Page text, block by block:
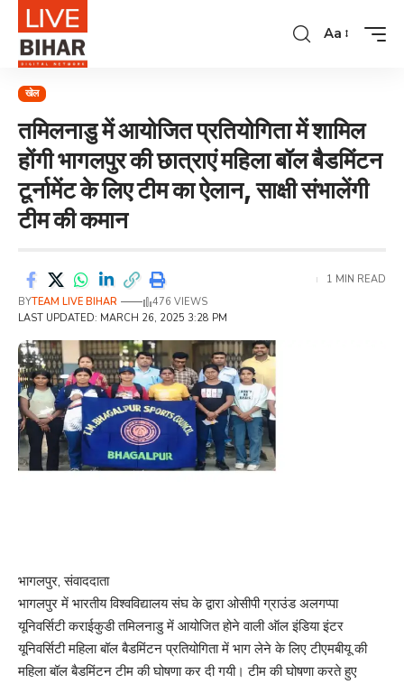
Aa
खेल
तमिलनाडु में आयोजित प्रतियोगिता में शामिल
होंगी भागलपुर की छात्राएं महिला बॉल बैडमिंटन
टूर्नामेंट के लिए टीम का ऐलान, साक्षी संभालेंगी
टीम की कमान
LAST UPDATED: MARCH 26, 2025 3:28 PM
BYTEAM LIVE BIHAR 476 VIEWS
1 MIN READ
भागलपुर, संवाददाता
भागलपुर में भारतीय विश्वविद्यालय संघ के द्वारा ओसीपी ग्राउंड अलगप्पा
यूनिवर्सिटी कराईकुडी तमिलनाडु में आयोजित होने वाली ऑल इंडिया इंटर
यूनिवर्सिटी महिला बॉल बैडमिंटन प्रतियोगिता में भाग लेने के लिए टीएमबीयू की
महिला बॉल बैडमिंटन टीम की घोषणा कर दी गयी। टीम की घोषणा करते हुए